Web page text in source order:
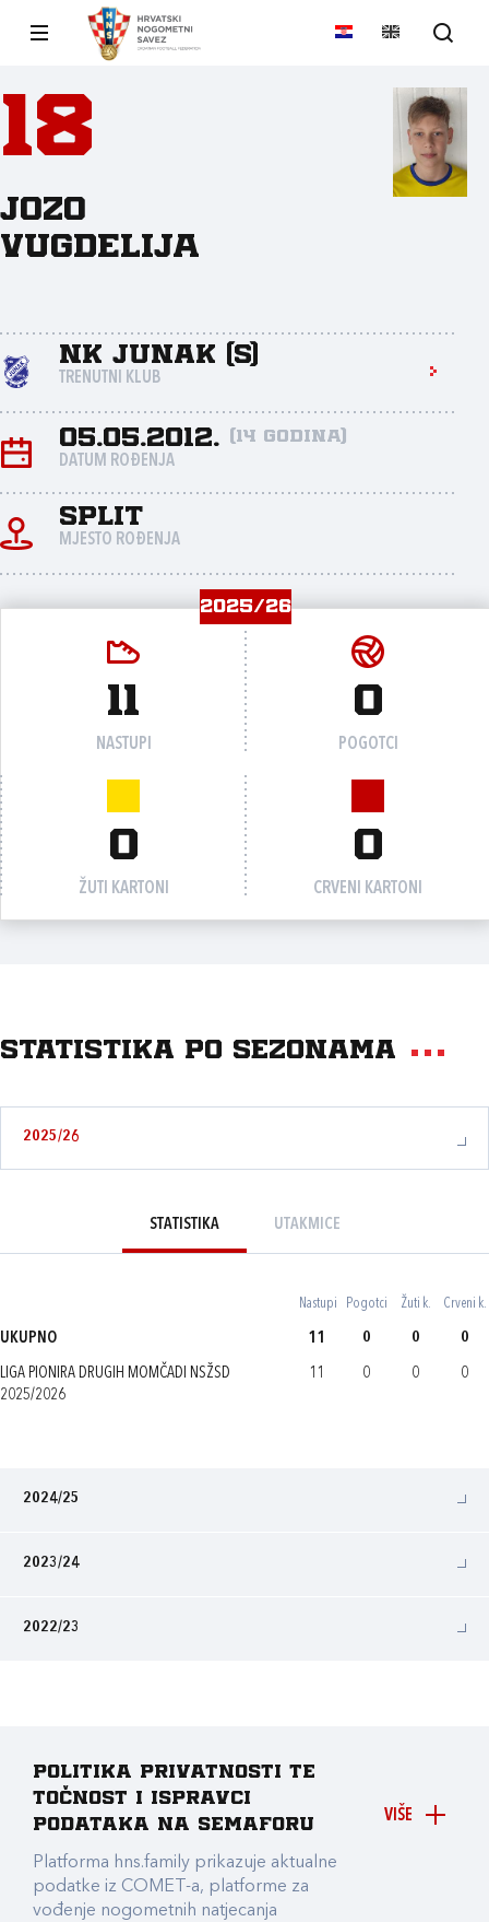
18
Jozo
Vugdelija
NK Junak (S)
TRENUTNI KLUB
05.05.2012. (14 godina)
DATUM ROĐENJA
Split
MJESTO ROĐENJA
2025/26
11
NASTUPI
0
POGOTCI
0
ŽUTI KARTONI
0
CRVENI KARTONI
Statistika po sezonama
2025/26
STATISTIKA UTAKMICE
Nastupi Pogotci Žuti k. Crveni k.
UKUPNO 11 0 0 0
LIGA PIONIRA DRUGIH MOMČADI NSŽSD
2025/2026
11 0 0 0
2024/25
2023/24
2022/23
VIŠE
Politika privatnosti te
točnost i ispravci
podataka na Semaforu
Platforma hns.family prikazuje aktualne
podatke iz COMET-a, platforme za
vođenje nogometnih natjecanja